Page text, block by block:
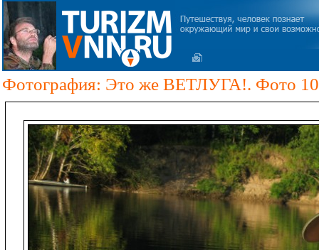
Фотография: Это же ВЕТЛУГА!. Фото 10